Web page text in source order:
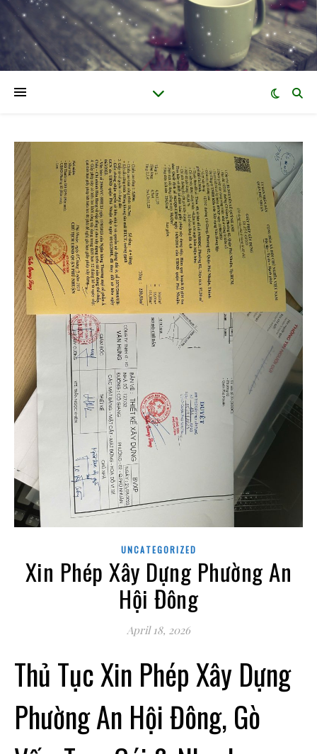
UNCATEGORIZED
Xin Phép Xây Dựng Phường An
Hội Đông
April 18, 2026
Thủ Tục Xin Phép Xây Dựng
Phường An Hội Đông, Gò